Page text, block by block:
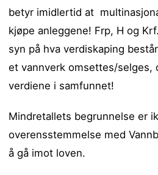
betyr imidlertid at
kjøpe anleggene! Frp, H og
syn på hva verdiskaping
et vannverk omsettes/selges,
verdiene i samfunnet!
Mindretallets begrunnelse er
overensstemmelse med
å gå imot loven.